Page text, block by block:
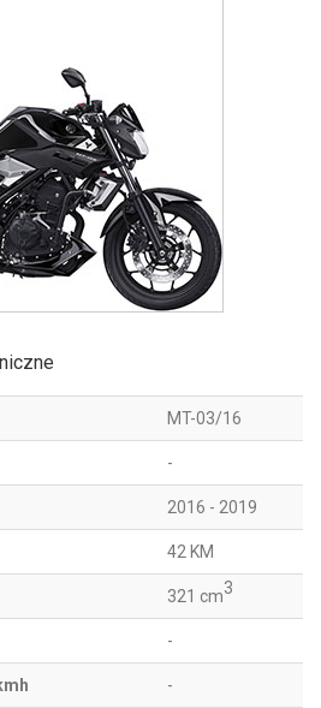
MT-03/16
-
2016 - 2019
42 KM
321 cm3
-
-